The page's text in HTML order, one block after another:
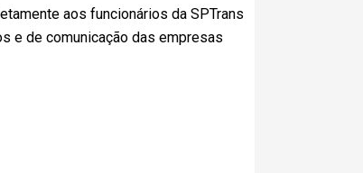
aos funcionários da SPTrans
e de comunicação das empresas